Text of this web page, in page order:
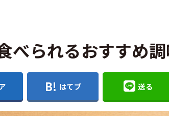
べられるおすすめ
はてブ 送る